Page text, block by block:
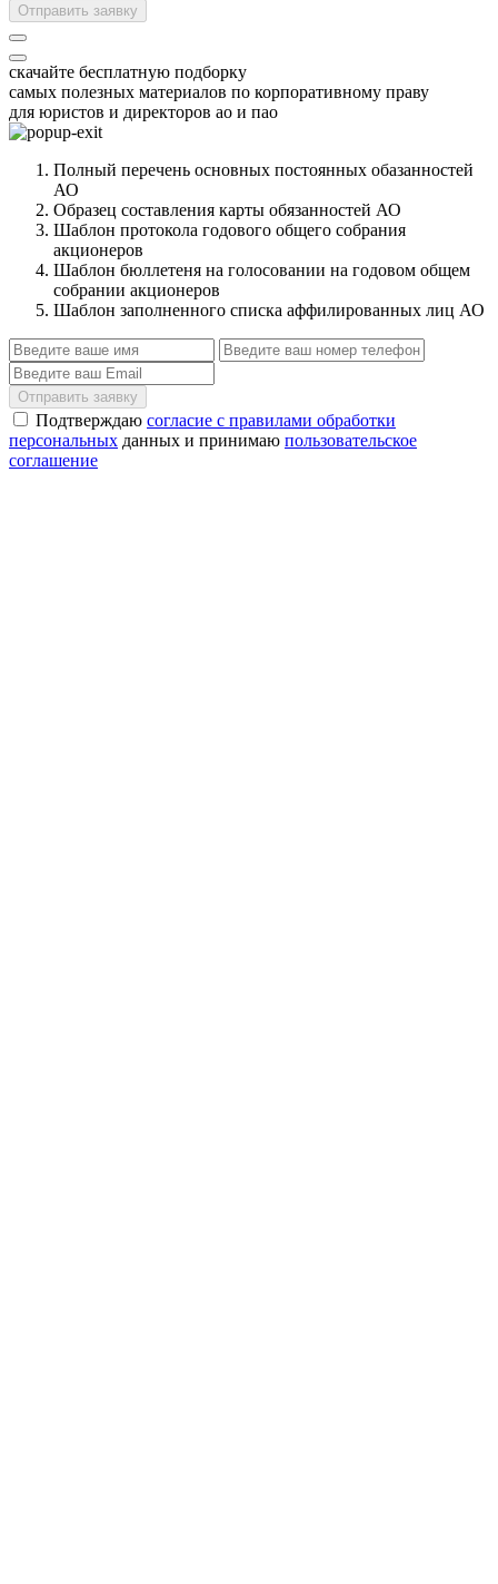
Отправить заявку
скачайте бесплатную подборку
самых полезных материалов по корпоративному праву
для юристов и директоров ао и пао
Полный перечень основных постоянных обазанностей
АО
Образец составления карты обязанностей АО
Шаблон протокола годового общего собрания
акционеров
Шаблон бюллетеня на голосовании на годовом общем
собрании акционеров
Шаблон заполненного списка аффилированных лиц АО
Отправить заявку
Подтверждаю согласие с правилами обработки
персональных данных и принимаю пользовательское
соглашение